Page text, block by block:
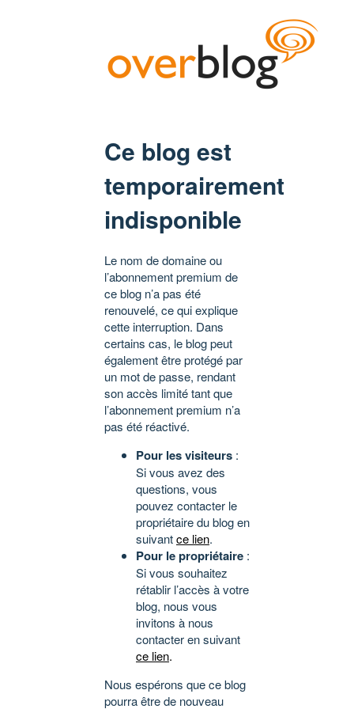
Ce blog est
temporairement
indisponible
Le nom de domaine ou
l’abonnement premium de
ce blog n’a pas été
renouvelé, ce qui explique
cette interruption. Dans
certains cas, le blog peut
également être protégé par
un mot de passe, rendant
son accès limité tant que
l’abonnement premium n’a
pas été réactivé.
Pour les visiteurs :
Si vous avez des
questions, vous
pouvez contacter le
propriétaire du blog en
suivantce lien.
Pour le propriétaire :
Si vous souhaitez
rétablir l’accès à votre
blog, nous vous
invitons à nous
contacter en suivant
ce lien.
Nous espérons que ce blog
pourra être de nouveau